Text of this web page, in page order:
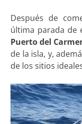
Después de
última parada de
Puerto del
de la isla, y,
de los sitios